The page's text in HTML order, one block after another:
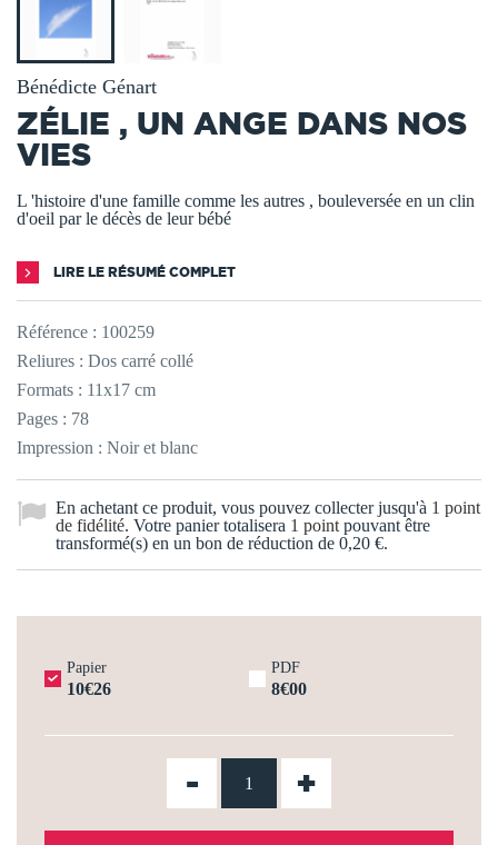
Bénédicte Génart
ZÉLIE , UN ANGE DANS NOS
VIES
L 'histoire d'une famille comme les autres , bouleversée en un clin
d'oeil par le décès de leur bébé
LIRE LE RÉSUMÉ COMPLET
Référence : 100259
Reliures : Dos carré collé
Formats : 11x17 cm
Pages : 78
Impression : Noir et blanc
En achetant ce produit, vous pouvez collecter jusqu'à 1 point
de fidélité. Votre panier totalisera 1 point pouvant être
transformé(s) en un bon de réduction de 0,20 €.
Papier
10€26
PDF
8€00
- +